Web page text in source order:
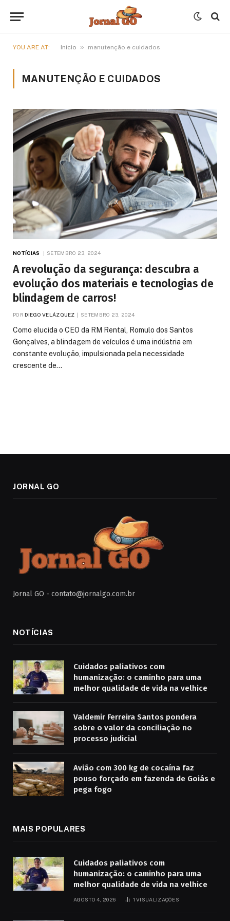
YOU ARE AT: Início » manutenção e cuidados
MANUTENÇÃO E CUIDADOS
NOTÍCIAS SETEMBRO 23, 2024
A revolução da segurança: descubra a
evolução dos materiais e tecnologias de
blindagem de carros!
POR DIEGO VELÁZQUEZ SETEMBRO 23, 2024
Como elucida o CEO da RM Rental, Romulo dos Santos
Gonçalves, a blindagem de veículos é uma indústria em
constante evolução, impulsionada pela necessidade
crescente de…
JORNAL GO
Jornal GO - contato@jornalgo.com.br
NOTÍCIAS
Cuidados paliativos com
humanização: o caminho para uma
melhor qualidade de vida na velhice
Valdemir Ferreira Santos pondera
sobre o valor da conciliação no
processo judicial
Avião com 300 kg de cocaína faz
pouso forçado em fazenda de Goiás e
pega fogo
MAIS POPULARES
Cuidados paliativos com
humanização: o caminho para uma
melhor qualidade de vida na velhice
AGOSTO 4, 2026 1VISUALIZAÇÕES